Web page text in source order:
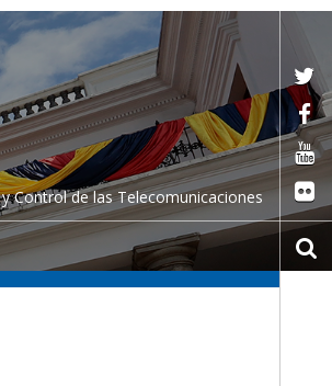
Control de las Telecomunicaciones